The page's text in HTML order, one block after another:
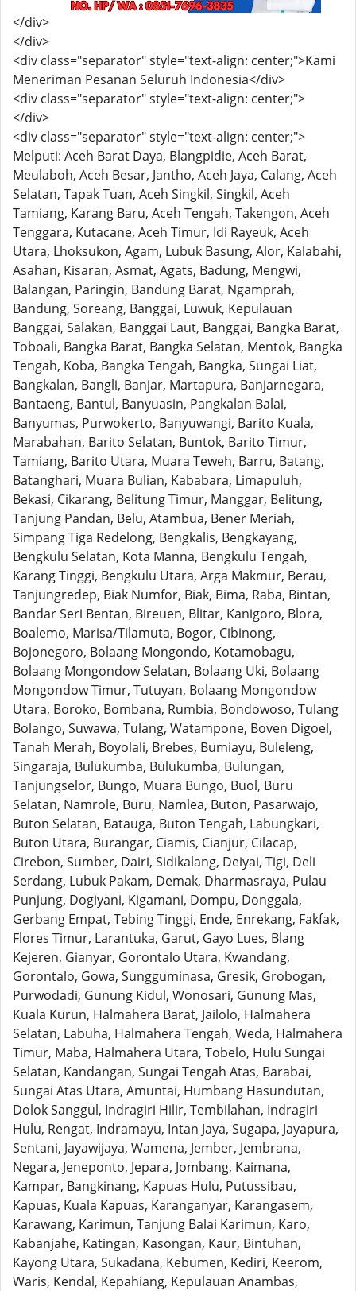
</div>
</div>
<div class="separator" style="text-align: center;">Kami
Meneriman Pesanan Seluruh Indonesia</div>
<div class="separator" style="text-align: center;">
</div>
<div class="separator" style="text-align: center;">
Melputi: Aceh Barat Daya, Blangpidie, Aceh Barat,
Meulaboh, Aceh Besar, Jantho, Aceh Jaya, Calang, Aceh
Selatan, Tapak Tuan, Aceh Singkil, Singkil, Aceh
Tamiang, Karang Baru, Aceh Tengah, Takengon, Aceh
Tenggara, Kutacane, Aceh Timur, Idi Rayeuk, Aceh
Utara, Lhoksukon, Agam, Lubuk Basung, Alor, Kalabahi,
Asahan, Kisaran, Asmat, Agats, Badung, Mengwi,
Balangan, Paringin, Bandung Barat, Ngamprah,
Bandung, Soreang, Banggai, Luwuk, Kepulauan
Banggai, Salakan, Banggai Laut, Banggai, Bangka Barat,
Toboali, Bangka Barat, Bangka Selatan, Mentok, Bangka
Tengah, Koba, Bangka Tengah, Bangka, Sungai Liat,
Bangkalan, Bangli, Banjar, Martapura, Banjarnegara,
Bantaeng, Bantul, Banyuasin, Pangkalan Balai,
Banyumas, Purwokerto, Banyuwangi, Barito Kuala,
Marabahan, Barito Selatan, Buntok, Barito Timur,
Tamiang, Barito Utara, Muara Teweh, Barru, Batang,
Batanghari, Muara Bulian, Kababara, Limapuluh,
Bekasi, Cikarang, Belitung Timur, Manggar, Belitung,
Tanjung Pandan, Belu, Atambua, Bener Meriah,
Simpang Tiga Redelong, Bengkalis, Bengkayang,
Bengkulu Selatan, Kota Manna, Bengkulu Tengah,
Karang Tinggi, Bengkulu Utara, Arga Makmur, Berau,
Tanjungredep, Biak Numfor, Biak, Bima, Raba, Bintan,
Bandar Seri Bentan, Bireuen, Blitar, Kanigoro, Blora,
Boalemo, Marisa/Tilamuta, Bogor, Cibinong,
Bojonegoro, Bolaang Mongondo, Kotamobagu,
Bolaang Mongondow Selatan, Bolaang Uki, Bolaang
Mongondow Timur, Tutuyan, Bolaang Mongondow
Utara, Boroko, Bombana, Rumbia, Bondowoso, Tulang
Bolango, Suwawa, Tulang, Watampone, Boven Digoel,
Tanah Merah, Boyolali, Brebes, Bumiayu, Buleleng,
Singaraja, Bulukumba, Bulukumba, Bulungan,
Tanjungselor, Bungo, Muara Bungo, Buol, Buru
Selatan, Namrole, Buru, Namlea, Buton, Pasarwajo,
Buton Selatan, Batauga, Buton Tengah, Labungkari,
Buton Utara, Burangar, Ciamis, Cianjur, Cilacap,
Cirebon, Sumber, Dairi, Sidikalang, Deiyai, Tigi, Deli
Serdang, Lubuk Pakam, Demak, Dharmasraya, Pulau
Punjung, Dogiyani, Kigamani, Dompu, Donggala,
Gerbang Empat, Tebing Tinggi, Ende, Enrekang, Fakfak,
Flores Timur, Larantuka, Garut, Gayo Lues, Blang
Kejeren, Gianyar, Gorontalo Utara, Kwandang,
Gorontalo, Gowa, Sungguminasa, Gresik, Grobogan,
Purwodadi, Gunung Kidul, Wonosari, Gunung Mas,
Kuala Kurun, Halmahera Barat, Jailolo, Halmahera
Selatan, Labuha, Halmahera Tengah, Weda, Halmahera
Timur, Maba, Halmahera Utara, Tobelo, Hulu Sungai
Selatan, Kandangan, Sungai Tengah Atas, Barabai,
Sungai Atas Utara, Amuntai, Humbang Hasundutan,
Dolok Sanggul, Indragiri Hilir, Tembilahan, Indragiri
Hulu, Rengat, Indramayu, Intan Jaya, Sugapa, Jayapura,
Sentani, Jayawijaya, Wamena, Jember, Jembrana,
Negara, Jeneponto, Jepara, Jombang, Kaimana,
Kampar, Bangkinang, Kapuas Hulu, Putussibau,
Kapuas, Kuala Kapuas, Karanganyar, Karangasem,
Karawang, Karimun, Tanjung Balai Karimun, Karo,
Kabanjahe, Katingan, Kasongan, Kaur, Bintuhan,
Kayong Utara, Sukadana, Kebumen, Kediri, Keerom,
Waris, Kendal, Kepahiang, Kepulauan Anambas,